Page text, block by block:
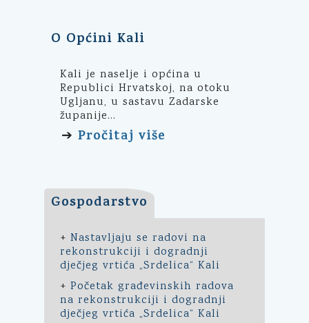
O Općini Kali
Kali je naselje i općina u
Republici Hrvatskoj, na otoku
Ugljanu, u sastavu Zadarske
županije...
➔ Pročitaj više
Gospodarstvo
+ Nastavljaju se radovi na
rekonstrukciji i dogradnji
dječjeg vrtića „Srdelica“ Kali
+ Početak građevinskih radova
na rekonstrukciji i dogradnji
dječjeg vrtića „Srdelica“ Kali